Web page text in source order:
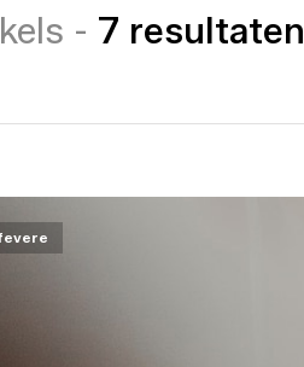
- 7 resultaten